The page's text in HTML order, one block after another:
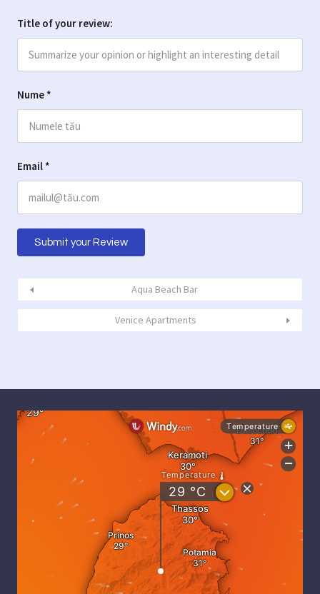
Nume *
Email *
Title of your review:
Aqua Beach Bar
Venice Apartments